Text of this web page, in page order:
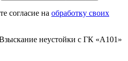
согласие на обработку своих
неустойки c ГК «А101»